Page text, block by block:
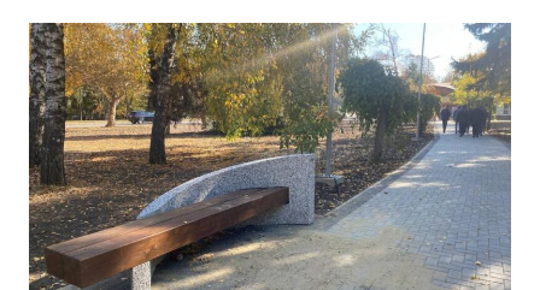
Cernăuțeanu. Întrebat,